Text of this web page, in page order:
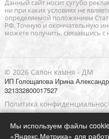
Данный сайт носит сугубо
ни при каких условиях не
определяемой положением
РФ. Точную и окончательную
можете получить, связавшись с
© 2026 Салон камня - ДМ
ИП Голощапова Ирина
321332800017527
Политика
карта сайта
Мы используем файлы
«Яндекс.Метрика» для